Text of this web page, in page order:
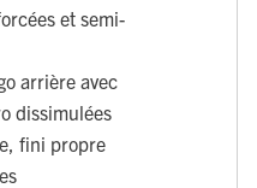
et semi-
arrière avec
dissimulées
fini propre